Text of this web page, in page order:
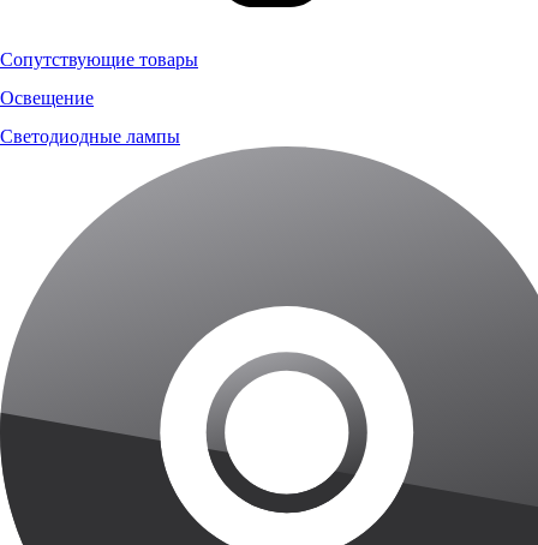
Сопутствующие товары
Освещение
Светодиодные лампы